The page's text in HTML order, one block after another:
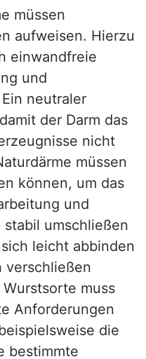
müssen
aufweisen. Hierzu
einwandfreie
und
neutraler
der Darm das
nicht
müssen
können, um das
und
umschließen
leicht abbinden
verschließen
muss
Anforderungen
die
bestimmte